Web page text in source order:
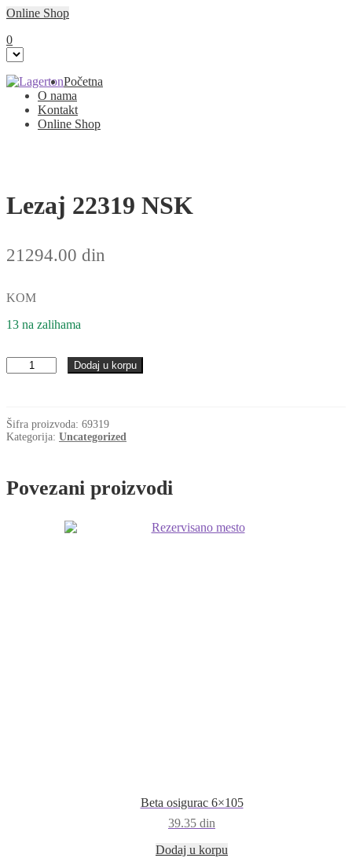
Online Shop
0
Preskoči
na
navigaciju
Skoči
na
sadržaj
Početna
O nama
Kontakt
Online Shop
Lezaj 22319 NSK
21294.00 din
KOM
13 na zalihama
Lezaj
22319
Dodaj u korpu
Šifra proizvoda: 69319
Kategorija: Uncategorized
Povezani proizvodi
Beta osigurac 6×105
39.35 din
Dodaj u korpu